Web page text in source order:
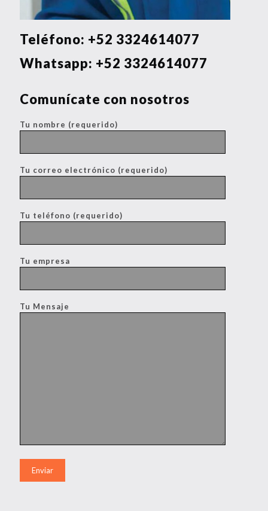
Teléfono: +52 3324614077
Whatsapp: +52 3324614077
Comunícate con nosotros
Tu nombre (requerido)
Tu correo electrónico (requerido)
Tu teléfono (requerido)
Tu empresa
Tu Mensaje